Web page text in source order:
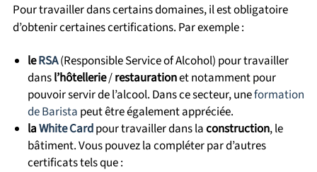
Pour travailler dans certains domaines, il est obligatoire
d’obtenir certaines certifications. Par exemple :
leRSA(Responsible Service of Alcohol) pour travailler
dansl’hôtellerie/restaurationet notamment pour
pouvoir servir de l’alcool. Dans ce secteur, uneformation
de Barista peut être également appréciée.
laWhite Cardpour travailler dans laconstruction, le
bâtiment. Vous pouvez la compléter par d’autres
certificats tels que :